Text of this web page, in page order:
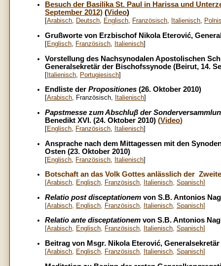
Besuch der Basilika St. Paul in Harissa und
September 2012) (Video)
[Arabisch, Deutsch, Englisch, Französisch, Italienisch,
Grußworte von Erzbischof Nikola Eterović,
[Englisch Französisch Italienisch]
Vorstellung des Nachsynodalen Apostolischen
Generalsekretär der Bischofssynode (Beirut, 14.
[Italienisch Portugiesisch]
Endliste der Propositiones (26. Oktober 2010)
[Arabisch, Französisch, Italienisch]
Papstmesse zum Abschluβ der
Benedikt XVI. (24. Oktober 2010) (Video)
[Englisch Französisch Italienisch]
Ansprache nach dem Mittagessen mit den
Osten (23. Oktober 2010)
[Englisch Französisch Italienisch]
Botschaft an das Volk Gottes anlässlich der
[Arabisch, Englisch, Französisch, Italienisch, Spanisch]
Relatio post disceptationem von S.B. Antonios
[Arabisch Englisch Französisch Italienisch Spanisch]
Relatio ante disceptationem von S.B. Antonios
[Arabisch, Englisch, Französisch, Italienisch, Spanisch]
Beitrag von Msgr. Nikola Eterović, Generalsekretär
[Arabisch, Englisch, Französisch, Italienisch, Spanisch]